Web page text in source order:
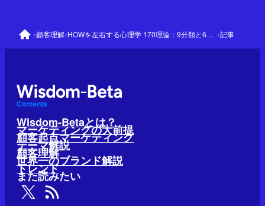
›顧客理解› HOWを左右する心理学 170理論：9分類と64の優先理論 ›記事
Contents
Wisdom-Betaとは？
マーケティングの大前提
顧客起点マーケティング
テーマ解説
顧客理解
世界一のブランド解説
トレンド
また読みたい